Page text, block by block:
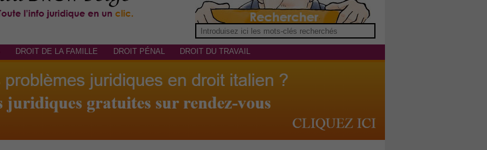
DROIT DE LA FAMILLE DROIT PÉNAL DROIT DU TRAVAIL